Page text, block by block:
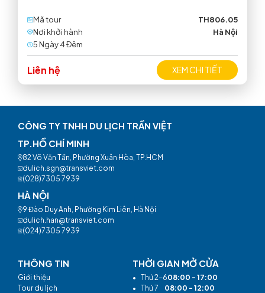
Mã tour
TH806.05
Nơi khởi hành
Hà Nội
5 Ngày 4 Ðêm
Liên hệ XEM CHI TIẾT
CÔNG TY TNHH DU LỊCH TRẦN VIỆT
TP.HỒ CHÍ MINH
82 Võ Văn Tần, Phường Xuân Hòa, TP.HCM
dulich.sgn@transviet.com
(028)7305 7939
HÀ NỘI
9 Đào Duy Anh, Phường Kim Liên, Hà Nội
dulich.han@transviet.com
(024)7305 7939
THÔNG TIN
Giới thiệu
Tour du lịch
THỜI GIAN MỞ CỬA
• Thứ 2-608:00 - 17:00
• Thứ 7 08:00 - 12:00